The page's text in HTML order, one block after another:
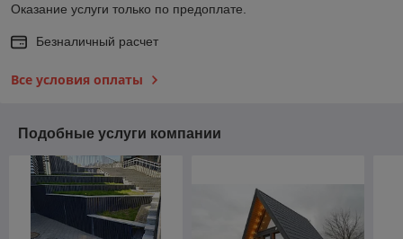
Оказание услуги только по предоплате.
Безналичный расчет
Все условия оплаты
Подобные услуги компании